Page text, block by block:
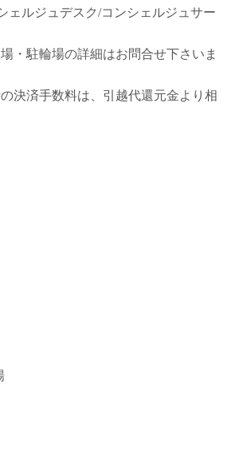
ュデスク/コンシェルジュサー
・駐輪場の詳細はお問合せ下さいま
決済手数料は、引越代還元金より相